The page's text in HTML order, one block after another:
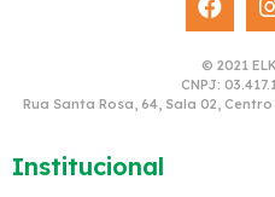
© 2021
CNPJ:
Rua Santa Rosa, 64, Sala 02,
Institucional